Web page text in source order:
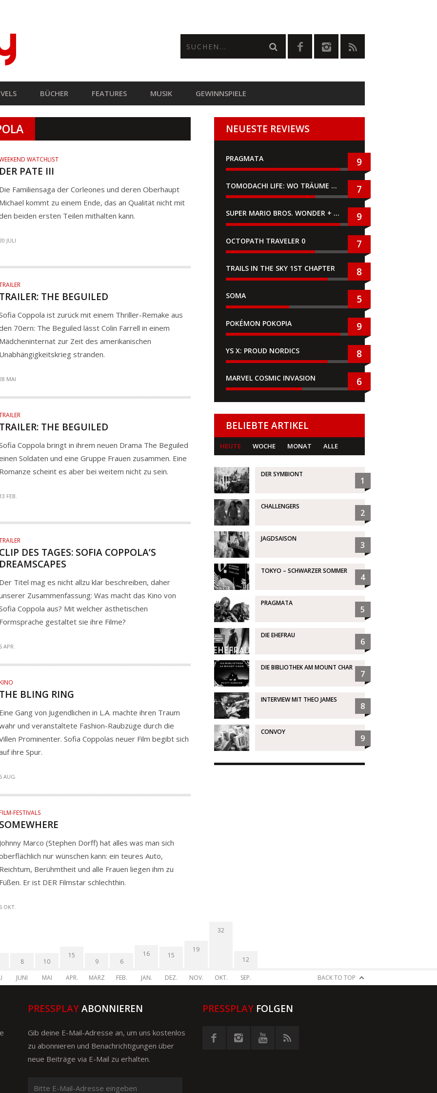
BÜCHER FEATURES MUSIK GEWINNSPIELE
WATCHLIST
PATE III
Familiensaga der Corleones und deren Oberhaupt
kommt zu einem Ende, das an Qualität nicht mit
beiden ersten Teilen mithalten kann.
JULI
THE BEGUILED
Coppola ist zurück mit einem Thriller-Remake aus
70ern: The Beguiled lässt Colin Farrell in einem
zur Zeit des amerikanischen
stranden.
MAI
THE BEGUILED
Coppola bringt in ihrem neuen Drama The Beguiled
Soldaten und eine Gruppe Frauen zusammen. Eine
scheint es aber bei weitem nicht zu sein.
FEB.
DES TAGES: SOFIA COPPOLA’S
Titel mag es nicht allzu klar beschreiben, daher
Zusammenfassung: Was macht das Kino von
Coppola aus? Mit welcher ästhetischen
gestaltet sie ihre Filme?
APR.
BLING RING
Gang von Jugendlichen in L.A. machte ihren Traum
und veranstaltete Fashion-Raubzüge durch die
Prominenter. Sofia Coppolas neuer Film begibt sich
ihre Spur.
AUG.
FESTIVALS
Marco (Stephen Dorff) hat alles was man sich
nur wünschen kann: ein teures Auto,
Berühmtheit und alle Frauen liegen ihm zu
Er ist DER Filmstar schlechthin.
OKT.
NEUESTE REVIEWS
PRAGMATA 9
TOMODACHI LIFE: WO TRÄUME WAHR WERDEN 7
SUPER MARIO BROS. WONDER + GEMEINSAM IM BELLABEL-PARK 9
OCTOPATH TRAVELER 0 7
TRAILS IN THE SKY 1ST CHAPTER 8
SOMA 5
POKÉMON POKOPIA 9
YS X: PROUD NORDICS 8
MARVEL COSMIC INVASION 6
BELIEBTE ARTIKEL
HEUTE WOCHE MONAT ALLE
DER SYMBIONT
1
CHALLENGERS
2
JAGDSAISON
3
TOKYO – SCHWARZER SOMMER
4
PRAGMATA
5
DIE EHEFRAU
6
DIE BIBLIOTHEK AM MOUNT CHAR
7
INTERVIEW MIT THEO JAMES
8
CONVOY
9
8
JUNI
10
MAI
15
APR.
9
MÄRZ
6
FEB.
16
JAN.
15
DEZ.
19
NOV.
32
OKT.
12
SEP. BACK TO TOP
PRESSPLAYABONNIEREN
Gib deine E-Mail-Adresse an, um uns kostenlos
zu abonnieren und Benachrichtigungen über
neue Beiträge via E-Mail zu erhalten.
PRESSPLAYFOLGEN